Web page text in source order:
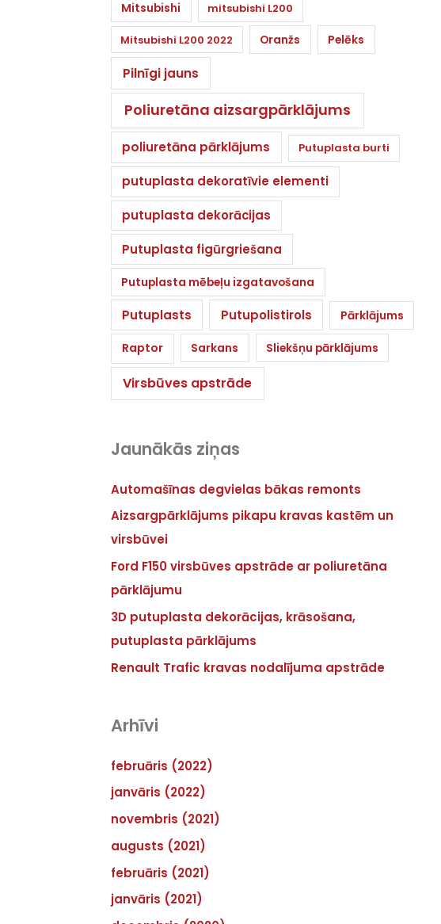
Mitsubishi mitsubishi L200
Mitsubishi L200 2022 Oranžs Pelēks
Pilnīgi jauns
Poliuretāna aizsargpārklājums
poliuretāna pārklājums Putuplasta burti
putuplasta dekoratīvie elementi
putuplasta dekorācijas
Putuplasta figūrgriešana
Putuplasta mēbeļu izgatavošana
Putuplasts Putupolistirols Pārklājums
Raptor Sarkans Sliekšņu pārklājums
Virsbūves apstrāde
Jaunākās ziņas
Automašīnas degvielas bākas remonts
Aizsargpārklājums pikapu kravas kastēm un
virsbūvei
Ford F150 virsbūves apstrāde ar poliuretāna
pārklājumu
3D putuplasta dekorācijas, krāsošana,
putuplasta pārklājums
Renault Trafic kravas nodalījuma apstrāde
Arhīvi
februāris (2022)
janvāris (2022)
novembris (2021)
augusts (2021)
februāris (2021)
janvāris (2021)